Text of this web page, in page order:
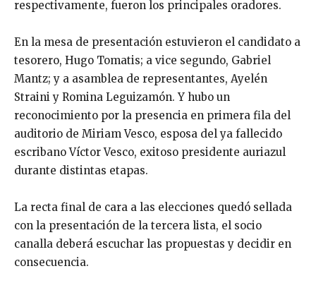
respectivamente, fueron los principales oradores.
En la mesa de presentación estuvieron el candidato a
tesorero, Hugo Tomatis; a vice segundo, Gabriel
Mantz; y a asamblea de representantes, Ayelén
Straini y Romina Leguizamón. Y hubo un
reconocimiento por la presencia en primera fila del
auditorio de Miriam Vesco, esposa del ya fallecido
escribano Víctor Vesco, exitoso presidente auriazul
durante distintas etapas.
La recta final de cara a las elecciones quedó sellada
con la presentación de la tercera lista, el socio
canalla deberá escuchar las propuestas y decidir en
consecuencia.